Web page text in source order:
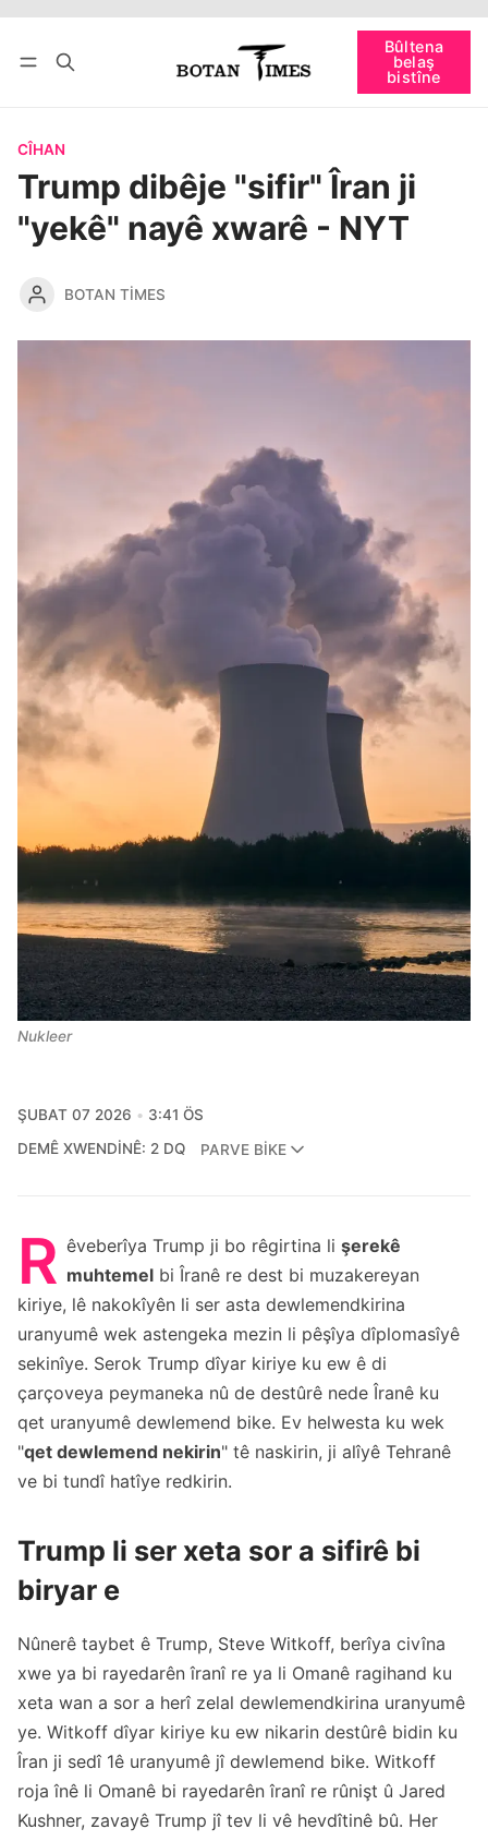
Bûltena
belaş
bistîne
bişopîne
CÎHAN
Trump dibêje "sifir" Îran ji
"yekê" nayê xwarê - NYT
BOTAN TIMES
Nukleer
ŞUBAT 07 2026
3:41 ÖS
DEMÊ XWENDINÊ: 2 DQ
PARVE BIKE
R êveberîya Trump ji bo rêgirtina li şerekê
muhtemel bi Îranê re dest bi muzakereyan
kiriye, lê nakokîyên li ser asta dewlemendkirina
uranyumê wek astengeka mezin li pêşîya dîplomasîyê
sekinîye. Serok Trump dîyar kiriye ku ew ê di
çarçoveya peymaneka nû de destûrê nede Îranê ku
qet uranyumê dewlemend bike. Ev helwesta ku wek
"qet dewlemend nekirin" tê naskirin, ji alîyê Tehranê
ve bi tundî hatîye redkirin.
Trump li ser xeta sor a sifirê bi
biryar e
Nûnerê taybet ê Trump, Steve Witkoff, berîya civîna
xwe ya bi rayedarên îranî re ya li Omanê ragihand ku
xeta wan a sor a herî zelal dewlemendkirina uranyumê
ye. Witkoff dîyar kiriye ku ew nikarin destûrê bidin ku
Îran ji sedî 1ê uranyumê jî dewlemend bike. Witkoff
roja înê li Omanê bi rayedarên îranî re rûnişt û Jared
Kushner, zavayê Trump jî tev li vê hevdîtinê bû. Her